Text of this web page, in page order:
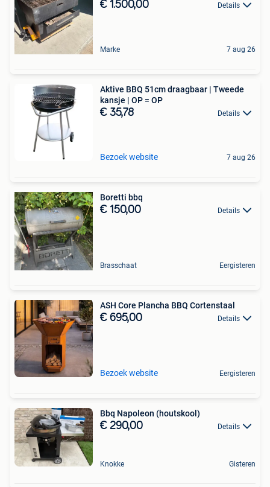
€ 1.500,00 Details
Marke 7 aug 26
Aktive BBQ 51cm draagbaar | Tweede
kansje | OP = OP
€ 35,78 Details
Bezoek website 7 aug 26
Boretti bbq
€ 150,00 Details
Brasschaat Eergisteren
ASH Core Plancha BBQ Cortenstaal
€ 695,00 Details
Bezoek website Eergisteren
Bbq Napoleon (houtskool)
€ 290,00 Details
Knokke Gisteren